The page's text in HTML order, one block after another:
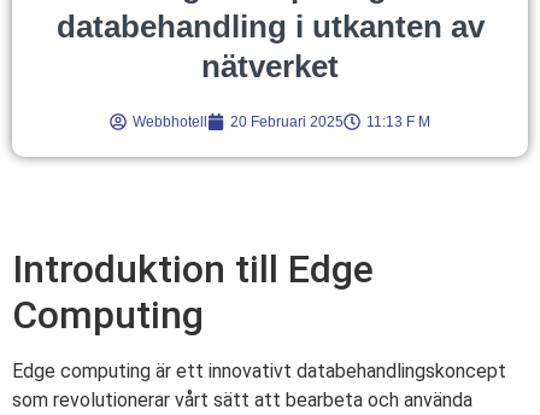
databehandling i utkanten av
nätverket
Webbhotell 20 Februari 2025 11:13 F M
Introduktion till Edge
Computing
Edge computing är ett innovativt databehandlingskoncept
som revolutionerar vårt sätt att bearbeta och använda